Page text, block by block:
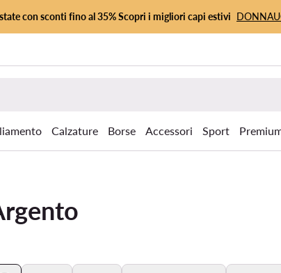
con sconti fino al 35% Scopri i migliori capi estivi DONNA
Calzature Borse Accessori Sport